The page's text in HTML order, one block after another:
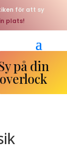
för att sy
plats!
på din
overlock